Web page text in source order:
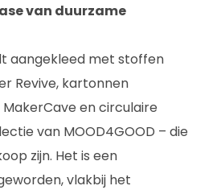
van duurzame
aangekleed met stoffen
Revive, kartonnen
en circulaire
van MOOD4GOOD – die
zijn. Het is een
vlakbij het